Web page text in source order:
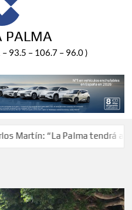
PALMA
93.5 – 106.7 – 96.0 )
“La Palma tendrá antes